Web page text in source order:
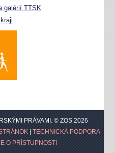
galérií TTSK
PRÁVAMI. © ZOS 2026
TECHNICKÁ PODPORA
O PRÍSTUPNOSTI